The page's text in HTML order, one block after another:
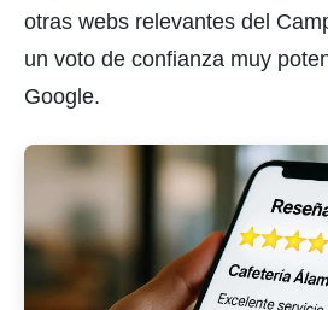
otras webs relevantes del
un voto de confianza muy
Google.